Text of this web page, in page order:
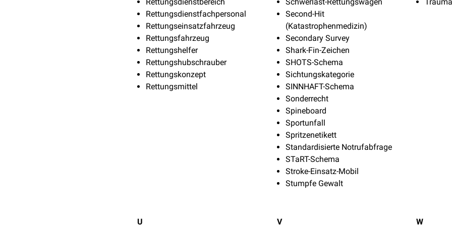
Rettungsdienstfachpersonal
Rettungseinsatzfahrzeug
Rettungsfahrzeug
Rettungshelfer
Rettungshubschrauber
Rettungskonzept
Rettungsmittel
Second-Hit
(Katastrophenmedizin)
Secondary Survey
Shark-Fin-Zeichen
SHOTS-Schema
Sichtungskategorie
SINNHAFT-Schema
Sonderrecht
Spineboard
Sportunfall
Spritzenetikett
Standardisierte Notrufabfrage
STaRT-Schema
Stroke-Einsatz-Mobil
Stumpfe Gewalt
U V W